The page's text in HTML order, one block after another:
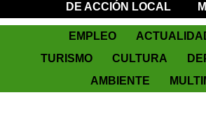
DE ACCIÓN LOCAL
EMPLEO
TURISMO
CULTURA
AMBIENTE